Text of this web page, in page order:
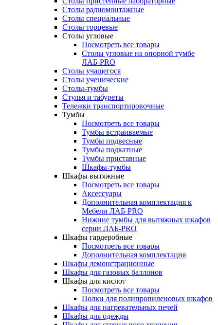
Столы радиомонтажные
Столы специальные
Столы торцевые
Столы угловые
Посмотреть все товары
Столы угловые на опорной тумбе
ЛАБ-PRO
Столы учащегося
Столы ученические
Столы-тумбы
Стулья и табуреты
Тележки транспортировочные
Тумбы
Посмотреть все товары
Тумбы встраиваемые
Тумбы подвесные
Тумбы подкатные
Тумбы приставные
Шкафы-тумбы
Шкафы вытяжные
Посмотреть все товары
Аксессуары
Дополнительная комплектация к
Мебели ЛАБ-PRO
Нижние тумбы для вытяжных шкафов
серии ЛАБ-PRO
Шкафы гардеробные
Посмотреть все товары
Дополнительная комплектация
Шкафы демонстрационные
Шкафы для газовых баллонов
Шкафы для кислот
Посмотреть все товары
Полки для полипропиленовых шкафов
Шкафы для нагревательных печей
Шкафы для одежды